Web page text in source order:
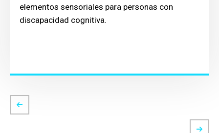
elementos sensoriales para personas con
discapacidad cognitiva.